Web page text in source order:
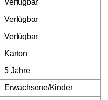
Verfügbar
Verfügbar
Verfügbar
Karton
5 Jahre
Erwachsene/Kinder